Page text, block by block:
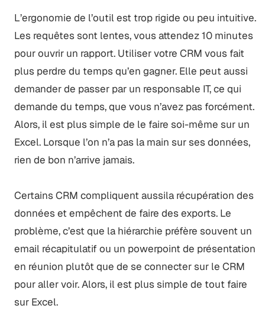
L’ergonomie de l’outil est trop rigide ou peu intuitive.
Les requêtes sont lentes, vous attendez 10 minutes
pour ouvrir un rapport. Utiliser votre CRM vous fait
plus perdre du temps qu’en gagner. Elle peut aussi
demander de passer par un responsable IT, ce qui
demande du temps, que vous n’avez pas forcément.
Alors, il est plus simple de le faire soi-même sur un
Excel. Lorsque l’on n’a pas la main sur ses données,
rien de bon n’arrive jamais.
Certains CRM compliquent aussila récupération des
données et empêchent de faire des exports. Le
problème, c’est que la hiérarchie préfère souvent un
email récapitulatif ou un powerpoint de présentation
en réunion plutôt que de se connecter sur le CRM
pour aller voir. Alors, il est plus simple de tout faire
sur Excel.